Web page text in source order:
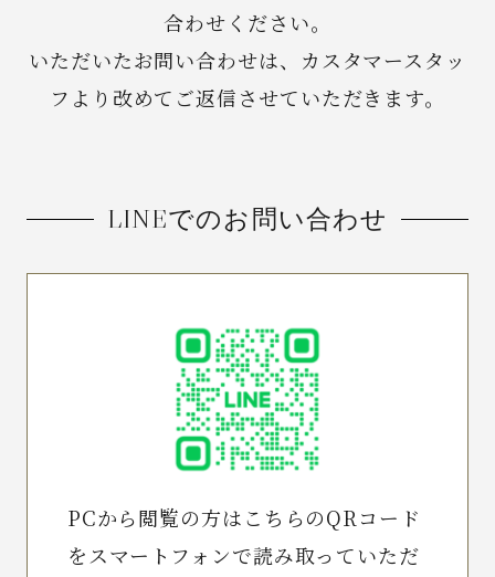
Taxi Service
FAQ
合わせください。
いただいたお問い合わせは、カスタマースタッ
フより改めてご返信させていただきます。
LINEでのお問い合わせ
PCから閲覧の方はこちらのQRコード
をスマートフォンで読み取っていただ